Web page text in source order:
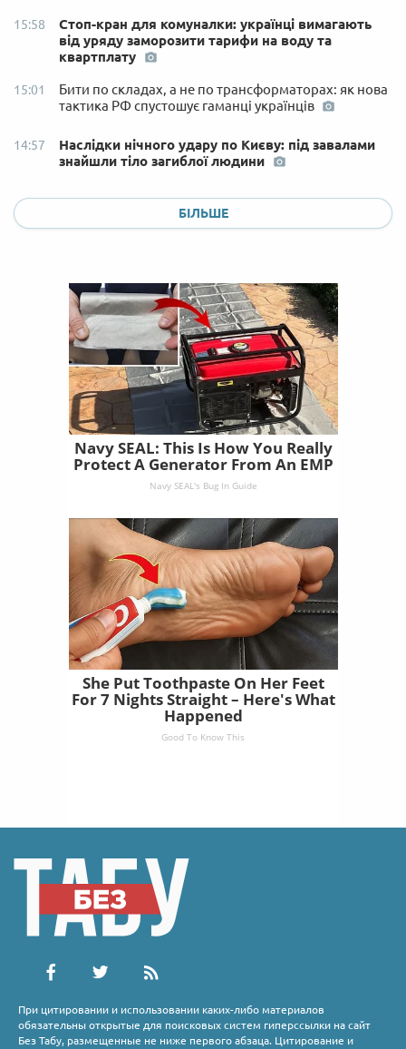
15:58
Стоп-кран для комуналки: українці вимагають
від уряду заморозити тарифи на воду та
квартплату
15:01
Бити по складах, а не по трансформаторах: як нова
тактика РФ спустошує гаманці українців
14:57
Наслідки нічного удару по Києву: під завалами
знайшли тіло загиблої людини
БІЛЬШЕ
Navy SEAL: This Is How You Really
Protect A Generator From An EMP
Navy SEAL's Bug In Guide
She Put Toothpaste On Her Feet
For 7 Nights Straight – Here's What
Happened
Good To Know This
При цитировании и использовании каких-либо материалов
обязательны открытые для поисковых систем гиперссылки на сайт
Без Табу, размещенные не ниже первого абзаца. Цитирование и